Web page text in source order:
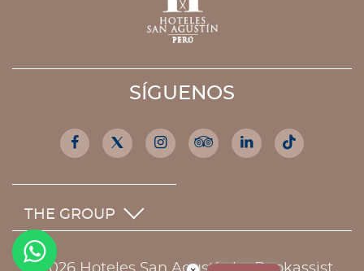
SÍGUENOS
FacebookTwitterInstagramTripadvisorLinkedinTiktok
THE GROUP